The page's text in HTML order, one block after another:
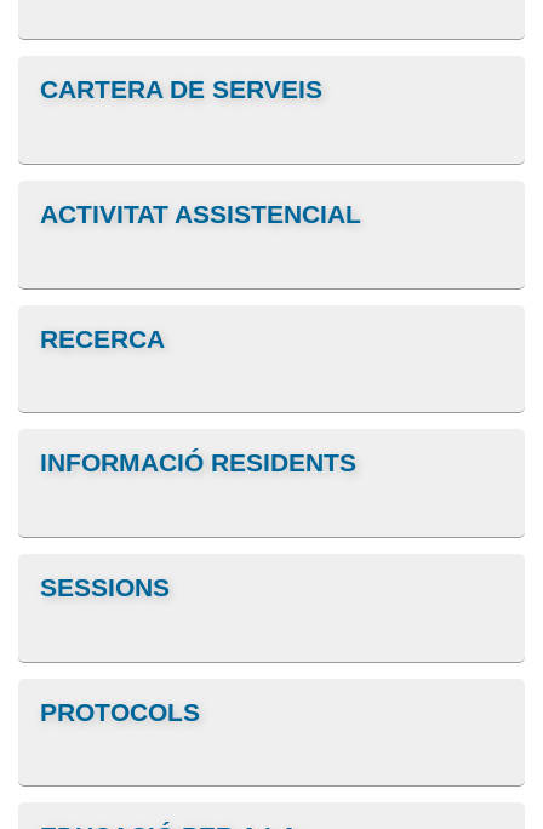
CARTERA DE SERVEIS
ACTIVITAT ASSISTENCIAL
RECERCA
INFORMACIÓ RESIDENTS
SESSIONS
PROTOCOLS